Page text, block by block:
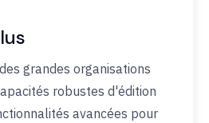
grandes organisations
robustes d'édition
avancées pour